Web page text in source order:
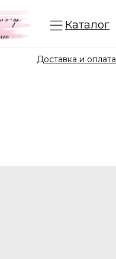
Каталог
Доставка и оплата